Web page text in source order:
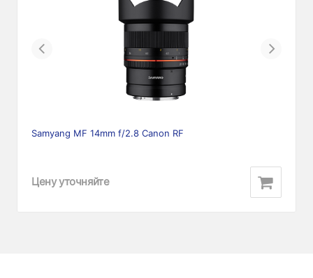
Previous Next
Samyang MF 14mm f/2.8 Canon RF
Цену уточняйте